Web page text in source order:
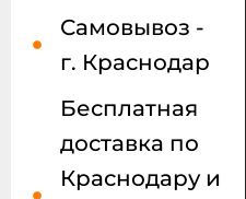
Самовывоз -
г. Краснодар
Бесплатная
доставка по
Краснодару и